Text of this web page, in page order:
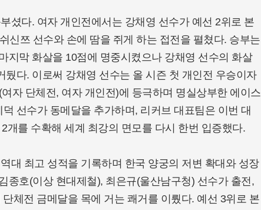
셨다. 여자 개인전에서는 강채영 선수가 예선 2위로 본
신쯔 선수와 손에 땀을 쥐게 하는 접전을 펼쳤다. 승부는
지막 화살을 10점에 명중시켰으나 강채영 선수의 화살
다. 이로써 강채영 선수는 올 시즌 첫 개인전 우승이자
자 단체전, 여자 개인전)에 등극하며 명실상부한 에이스
선수가 동메달을 추가하며, 리커브 대표팀은 이번 대
개를 수확해 세계 최강의 면모를 다시 한번 입증했다.
대 최고 성적을 기록하며 한국 양궁의 저변 확대와 성장
종호(이상 현대제철), 최은규(울산남구청) 선수가 출전,
체전 금메달을 목에 거는 쾌거를 이뤘다. 예선 3위로 본